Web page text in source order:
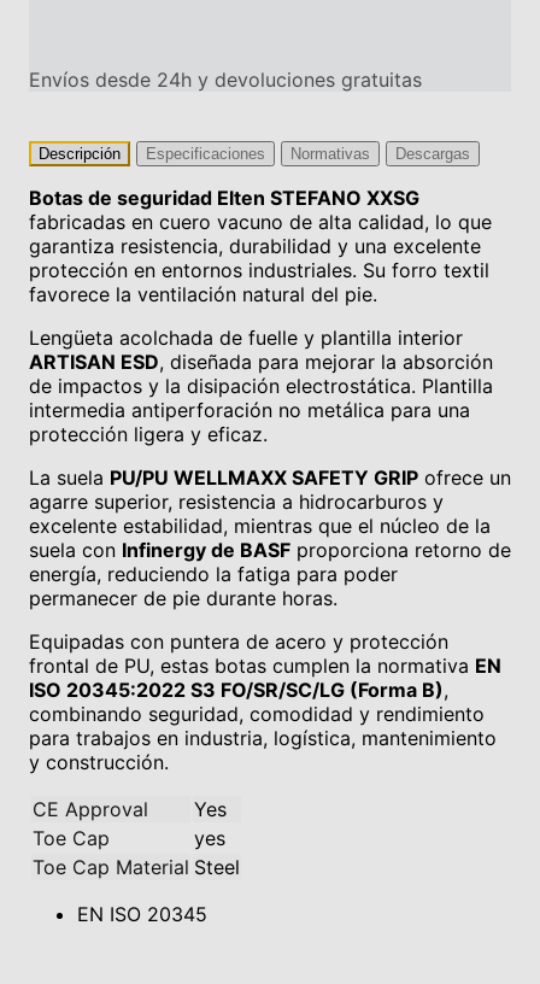
Envíos desde 24h y devoluciones gratuitas
Descripción Especificaciones Normativas Descargas
Botas de seguridad Elten STEFANO XXSG
fabricadas en cuero vacuno de alta calidad, lo que
garantiza resistencia, durabilidad y una excelente
protección en entornos industriales. Su forro textil
favorece la ventilación natural del pie.
Lengüeta acolchada de fuelle y plantilla interior
ARTISAN ESD, diseñada para mejorar la absorción
de impactos y la disipación electrostática. Plantilla
intermedia antiperforación no metálica para una
protección ligera y eficaz.
La suela PU/PU WELLMAXX SAFETY GRIP ofrece un
agarre superior, resistencia a hidrocarburos y
excelente estabilidad, mientras que el núcleo de la
suela con Infinergy de BASF proporciona retorno de
energía, reduciendo la fatiga para poder
permanecer de pie durante horas.
Equipadas con puntera de acero y protección
frontal de PU, estas botas cumplen la normativa EN
ISO 20345:2022 S3 FO/SR/SC/LG (Forma B),
combinando seguridad, comodidad y rendimiento
para trabajos en industria, logística, mantenimiento
y construcción.
CE Approval
Yes
Toe Cap
yes
Toe Cap Material Steel
EN ISO 20345